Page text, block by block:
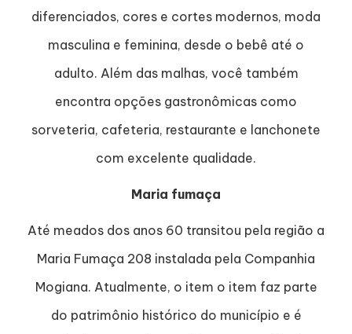
diferenciados, cores e cortes modernos, moda
masculina e feminina, desde o bebê até o
adulto. Além das malhas, você também
encontra opções gastronômicas como
sorveteria, cafeteria, restaurante e lanchonete
com excelente qualidade.
Maria fumaça
Até meados dos anos 60 transitou pela região a
Maria Fumaça 208 instalada pela Companhia
Mogiana. Atualmente, o item o item faz parte
do patrimônio histórico do município e é